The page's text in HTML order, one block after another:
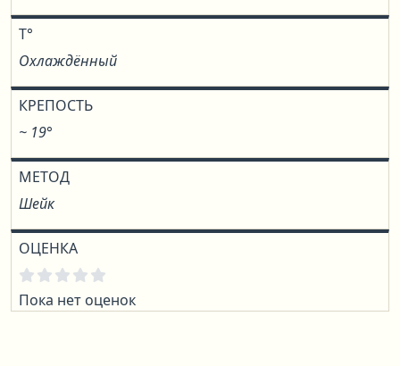
T°
Охлаждённый
КРЕПОСТЬ
~ 19°
МЕТОД
Шейк
ОЦЕНКА
Пока нет оценок